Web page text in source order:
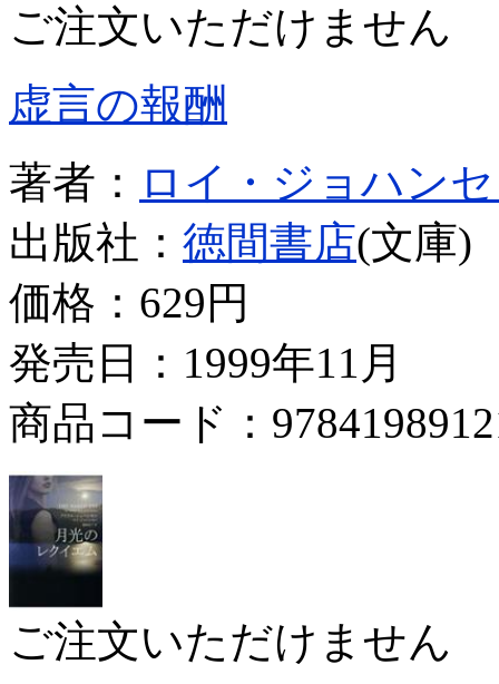
ご注文いただけません
虚言の報酬
著者： ロイ・ジョハン
出版社： 徳間書店(文庫)
価格： 629円
発売日：1999年11月
商品コード：
ご注文いただけません